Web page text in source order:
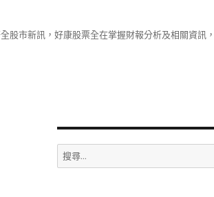
股市新訊，好康股票全在掌握財報分析及相關資訊
搜
尋